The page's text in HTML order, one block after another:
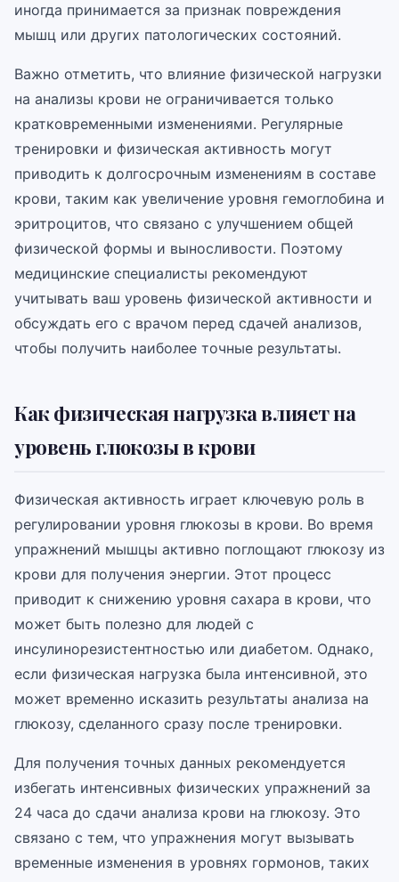
иногда принимается за признак повреждения
мышц или других патологических состояний.
Важно отметить, что влияние физической нагрузки
на анализы крови не ограничивается только
кратковременными изменениями. Регулярные
тренировки и физическая активность могут
приводить к долгосрочным изменениям в составе
крови, таким как увеличение уровня гемоглобина и
эритроцитов, что связано с улучшением общей
физической формы и выносливости. Поэтому
медицинские специалисты рекомендуют
учитывать ваш уровень физической активности и
обсуждать его с врачом перед сдачей анализов,
чтобы получить наиболее точные результаты.
Как физическая нагрузка влияет на
уровень глюкозы в крови
Физическая активность играет ключевую роль в
регулировании уровня глюкозы в крови. Во время
упражнений мышцы активно поглощают глюкозу из
крови для получения энергии. Этот процесс
приводит к снижению уровня сахара в крови, что
может быть полезно для людей с
инсулинорезистентностью или диабетом. Однако,
если физическая нагрузка была интенсивной, это
может временно исказить результаты анализа на
глюкозу, сделанного сразу после тренировки.
Для получения точных данных рекомендуется
избегать интенсивных физических упражнений за
24 часа до сдачи анализа крови на глюкозу. Это
связано с тем, что упражнения могут вызывать
временные изменения в уровнях гормонов, таких